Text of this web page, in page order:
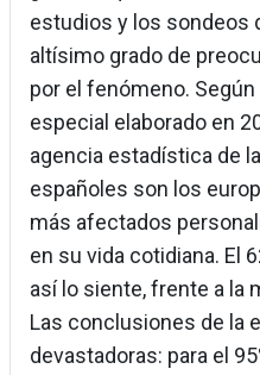
estudios y los sondeos
altísimo grado de
por el fenómeno.
especial elaborado en
agencia estadística de
españoles son los
más afectados
en su vida cotidiana. El
así lo siente, frente a la
Las conclusiones de la
devastadoras: para el